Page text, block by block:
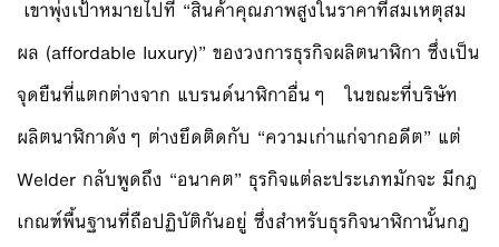
เขาพุ่งเป้าหมายไปที่ “สินค้าคุณภาพสูงในราคาที่สมเหตุสม
ผล (affordable luxury)” ของวงการธุรกิจผลิตนาฬิกา ซึ่งเป็น
จุดยืนที่แตกต่างจาก แบรนด์นาฬิกาอื่นๆ ในขณะที่บริษัท
ผลิตนาฬิกาดังๆ ต่างยึดติดกับ “ความเก่าแก่จากอดีต” แต่
Welder กลับพูดถึง “อนาคต” ธุรกิจแต่ละประเภทมักจะ มีกฎ
เกณฑ์พื้นฐานที่ถือปฏิบัติกันอยู่ ซึ่งสำหรับธุรกิจนาฬิกานั้นกฎ